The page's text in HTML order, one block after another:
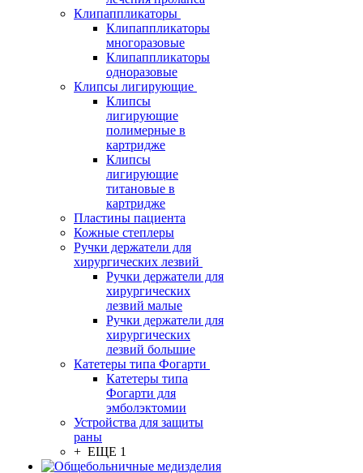
Клипаппликаторы
Клипаппликаторы
многоразовые
Клипаппликаторы
одноразовые
Клипсы лигирующие
Клипсы
лигирующие
полимерные в
картридже
Клипсы
лигирующие
титановые в
картридже
Пластины пациента
Кожные степлеры
Ручки держатели для
хирургических лезвий
Ручки держатели для
хирургических
лезвий малые
Ручки держатели для
хирургических
лезвий большие
Катетеры типа Фогарти
Катетеры типа
Фогарти для
эмболэктомии
Устройства для защиты
раны
+ ЕЩЕ 1